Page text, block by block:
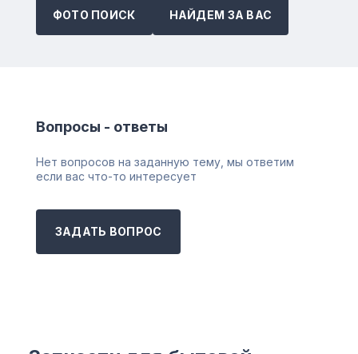
ФОТО ПОИСК НАЙДЕМ ЗА ВАС
Вопросы - ответы
Нет вопросов на заданную тему, мы ответим
если вас что-то интересует
ЗАДАТЬ ВОПРОС